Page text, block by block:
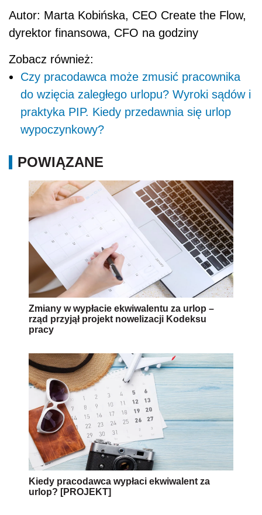
Autor: Marta Kobińska, CEO Create the Flow,
dyrektor finansowa, CFO na godziny
Zobacz również:
Czy pracodawca może zmusić pracownika
do wzięcia zaległego urlopu? Wyroki sądów i
praktyka PIP. Kiedy przedawnia się urlop
wypoczynkowy?
POWIĄZANE
Zmiany w wypłacie ekwiwalentu za urlop –
rząd przyjął projekt nowelizacji Kodeksu
pracy
Kiedy pracodawca wypłaci ekwiwalent za
urlop? [PROJEKT]